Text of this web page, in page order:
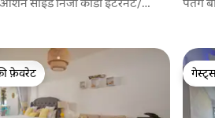
फ़ेवरेट
फ़ेवरेट